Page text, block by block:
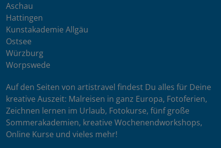
Aschau
Hattingen
Kunstakademie Allgäu
Ostsee
Würzburg
Worpswede
Auf den Seiten von artistravel findest Du alles für Deine
kreative Auszeit: Malreisen in ganz Europa, Fotoferien,
Zeichnen lernen im Urlaub, Fotokurse, fünf große
Sommerakademien, kreative Wochenendworkshops,
Online Kurse und vieles mehr!